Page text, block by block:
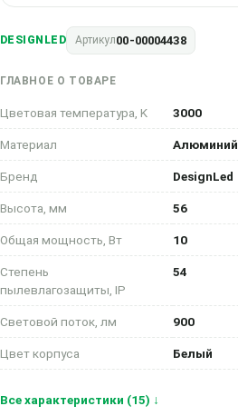
DESIGNLED Артикул00-00004438
ГЛАВНОЕ О ТОВАРЕ
Цветовая температура, K 3000
Материал Алюминий
Бренд DesignLed
Высота, мм 56
Общая мощность, Вт 10
Степень
пылевлагозащиты, IP
54
Световой поток, лм 900
Цвет корпуса Белый
Все характеристики (15) ↓